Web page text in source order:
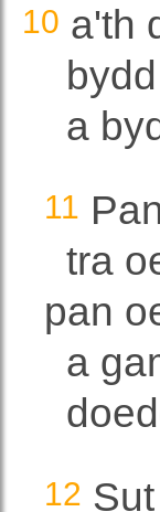
10 a'th
a
11
tra
pan
a
12